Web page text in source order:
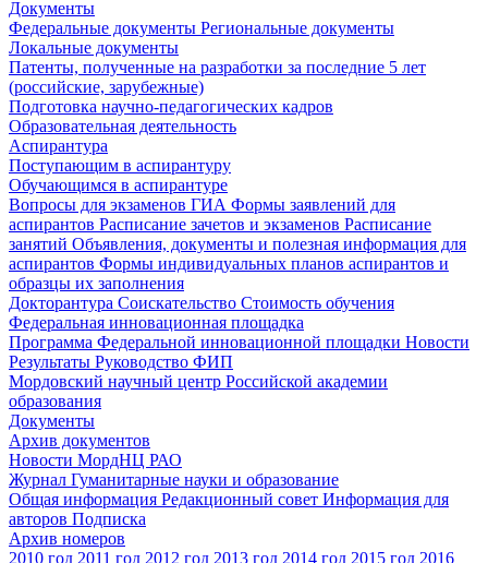
Документы
Федеральные документы Региональные документы
Локальные документы
Патенты, полученные на разработки за последние 5 лет
(российские, зарубежные)
Подготовка научно-педагогических кадров
Образовательная деятельность
Аспирантура
Поступающим в аспирантуру
Обучающимся в аспирантуре
Вопросы для экзаменов ГИА Формы заявлений для
аспирантов Расписание зачетов и экзаменов Расписание
занятий Объявления, документы и полезная информация для
аспирантов Формы индивидуальных планов аспирантов и
образцы их заполнения
Докторантура Соискательство Стоимость обучения
Федеральная инновационная площадка
Программа Федеральной инновационной площадки Новости
Результаты Руководство ФИП
Мордовский научный центр Российской академии
образования
Документы
Архив документов
Новости МордНЦ РАО
Журнал Гуманитарные науки и образование
Общая информация Редакционный совет Информация для
авторов Подписка
Архив номеров
2010 год 2011 год 2012 год 2013 год 2014 год 2015 год 2016